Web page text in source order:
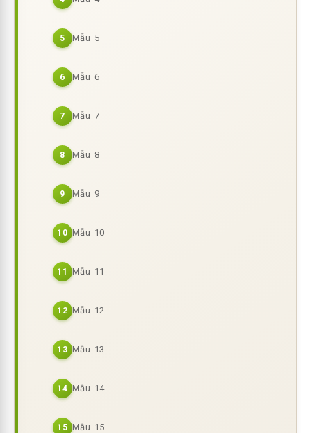
5 Mẫu 5
6 Mẫu 6
7 Mẫu 7
8 Mẫu 8
9 Mẫu 9
10 Mẫu 10
11 Mẫu 11
12 Mẫu 12
13 Mẫu 13
14 Mẫu 14
15 Mẫu 15